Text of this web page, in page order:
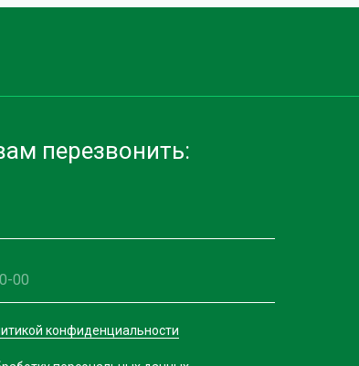
перезвонить:
конфиденциальности